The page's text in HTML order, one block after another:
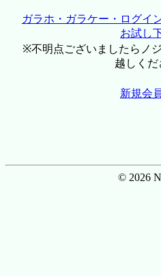
ガラホ・ガラケー・ログイ
お試し
※不明点ございましたらノ
越しくだ
新規会
© 2026